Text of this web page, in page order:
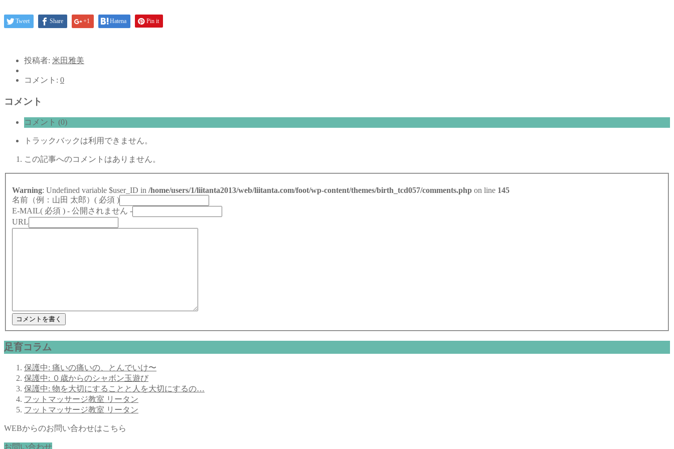
Tweet Share +1 Hatena Pin it
投稿者: 米田雅美
コメント: 0
コメント
コメント (0)
トラックバックは利用できません。
この記事へのコメントはありません。
Warning : Undefined variable $user_ID in /home/users/1/liitanta2013/web/liitanta.com/foot/wp-content/themes/birth_tcd057/comments.php on line 145
名前（例：山田 太郎） ( 必須 )
E-MAIL( 必須 ) - 公開されません -
URL
足育コラム
保護中: 痛いの痛いの、とんでいけ〜
保護中: ０歳からのシャボン玉遊び
保護中: 物を大切にすることと人を大切にするの…
フットマッサージ教室 リータン
フットマッサージ教室 リータン
WEBからのお問い合わせはこちら
お問い合わせ